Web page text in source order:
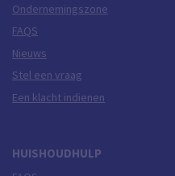
Ondernemingszone
FAQS
Nieuws
Stel een vraag
Een klacht indienen
HUISHOUDHULP